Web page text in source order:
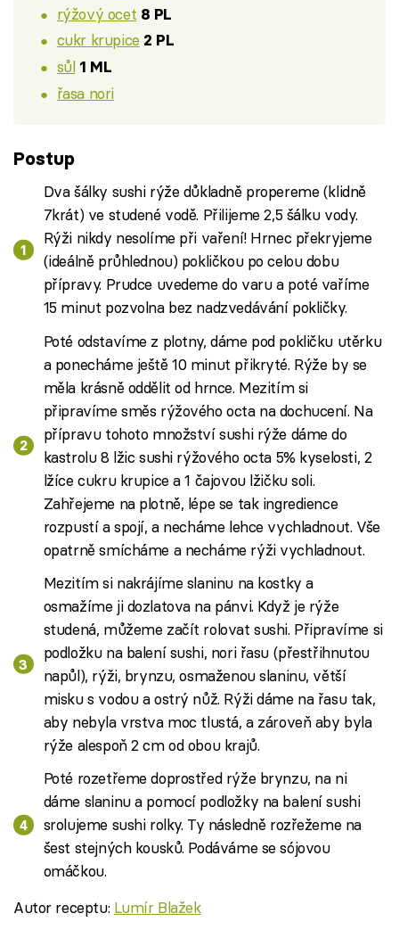
rýžový ocet 8 PL
cukr krupice 2 PL
sůl 1 ML
řasa nori
Postup
Dva šálky sushi rýže důkladně propereme (klidně
7krát) ve studené vodě. Přilijeme 2,5 šálku vody.
Rýži nikdy nesolíme při vaření! Hrnec překryjeme
(ideálně průhlednou) pokličkou po celou dobu
přípravy. Prudce uvedeme do varu a poté vaříme
15 minut pozvolna bez nadzvedávání pokličky.
Poté odstavíme z plotny, dáme pod pokličku utěrku
a ponecháme ještě 10 minut přikryté. Rýže by se
měla krásně oddělit od hrnce. Mezitím si
připravíme směs rýžového octa na dochucení. Na
přípravu tohoto množství sushi rýže dáme do
kastrolu 8 lžic sushi rýžového octa 5% kyselosti, 2
lžíce cukru krupice a 1 čajovou lžičku soli.
Zahřejeme na plotně, lépe se tak ingredience
rozpustí a spojí, a necháme lehce vychladnout. Vše
opatrně smícháme a necháme rýži vychladnout.
Mezitím si nakrájíme slaninu na kostky a
osmažíme ji dozlatova na pánvi. Když je rýže
studená, můžeme začít rolovat sushi. Připravíme si
podložku na balení sushi, nori řasu (přestřihnutou
napůl), rýži, brynzu, osmaženou slaninu, větší
misku s vodou a ostrý nůž. Rýži dáme na řasu tak,
aby nebyla vrstva moc tlustá, a zároveň aby byla
rýže alespoň 2 cm od obou krajů.
Poté rozetřeme doprostřed rýže brynzu, na ni
dáme slaninu a pomocí podložky na balení sushi
srolujeme sushi rolky. Ty následně rozřežeme na
šest stejných kousků. Podáváme se sójovou
omáčkou.
Autor receptu: Lumír Blažek